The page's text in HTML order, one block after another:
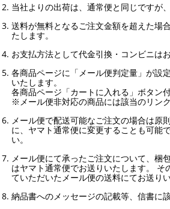
当社よりの出荷は、通常便と同じですが
送料が無料となるご注文金額を超えた場
たします。
お支払方法として代金引換・コンビニは
各商品ページに「メール便判定量」が設
いたします。
各商品ページ「カートに入れる」ボタン
※メール便非対応の商品には該当のリンク
メール便で配送可能なご注文の場合は原
に、ヤマト通常便に変更することも可能
い。
メール便にて承ったご注文について、梱
はヤマト通常便でお送りいたします。
ていただいたメール便の送料にてお送りい
納品書へのメッセージの記載等、信書に